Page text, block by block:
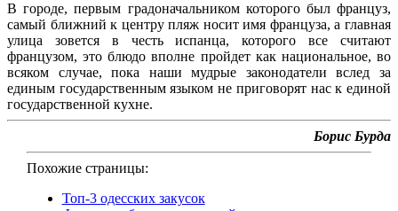
В городе, первым градоначальником которого был француз,
самый ближний к центру пляж носит имя француза, а главная
улица зовется в честь испанца, которого все считают
французом, это блюдо вполне пройдет как национальное, во
всяком случае, пока наши мудрые законодатели вслед за
единым государственным языком не приговорят нас к единой
государственной кухне.
Борис Бурда
Похожие страницы:
Топ-3 одесских закусок